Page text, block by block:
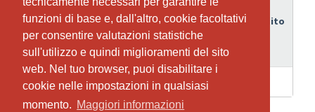
funzioni di base e, dall'altro, cookie facoltativi
per consentire valutazioni statistiche
sull'utilizzo e quindi miglioramenti del sito
web. Nel tuo browser, puoi disabilitare i
cookie nelle impostazioni in qualsiasi
momento. Maggiori informazioni
funzioni di base e, dall'altro, cookie facoltativi
per consentire valutazioni statistiche
sull'utilizzo e quindi miglioramenti del sito
web. Nel tuo browser, puoi disabilitare i
cookie nelle impostazioni in qualsiasi
momento. Maggiori informazioni
Abbonamento
Periodo
di
validità
Credito
Exotic Pole 1 Giorni